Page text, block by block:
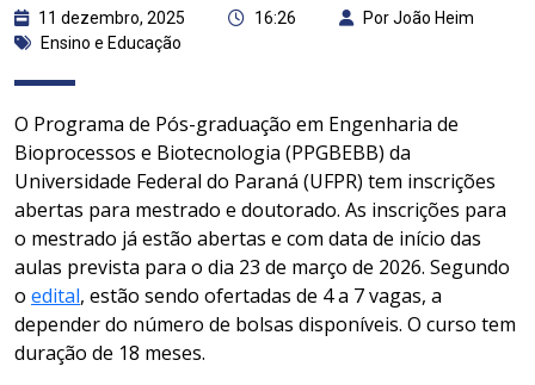
11 dezembro, 2025 16:26
Por João Heim
Ensino e Educação
O Programa de Pós-graduação em Engenharia de
Bioprocessos e Biotecnologia (PPGBEBB) da
Universidade Federal do Paraná (UFPR) tem inscrições
abertas para mestrado e doutorado. As inscrições para
o mestrado já estão abertas e com data de início das
aulas prevista para o dia 23 de março de 2026. Segundo
o edital, estão sendo ofertadas de 4 a 7 vagas, a
depender do número de bolsas disponíveis. O curso tem
duração de 18 meses.